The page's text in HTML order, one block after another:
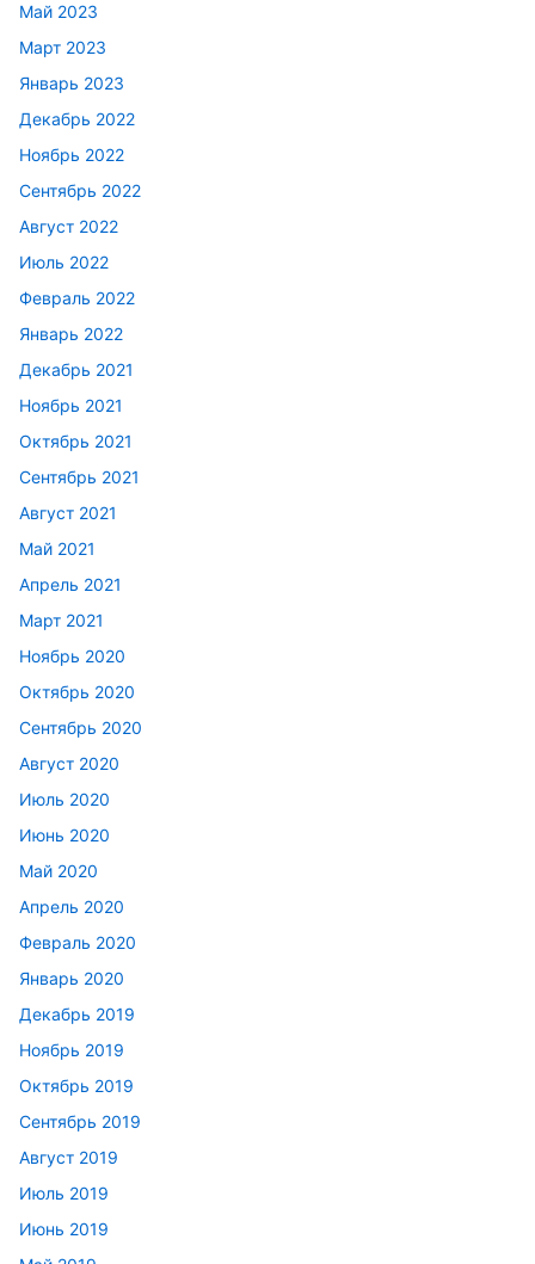
Май 2023
Март 2023
Январь 2023
Декабрь 2022
Ноябрь 2022
Сентябрь 2022
Август 2022
Июль 2022
Февраль 2022
Январь 2022
Декабрь 2021
Ноябрь 2021
Октябрь 2021
Сентябрь 2021
Август 2021
Май 2021
Апрель 2021
Март 2021
Ноябрь 2020
Октябрь 2020
Сентябрь 2020
Август 2020
Июль 2020
Июнь 2020
Май 2020
Апрель 2020
Февраль 2020
Январь 2020
Декабрь 2019
Ноябрь 2019
Октябрь 2019
Сентябрь 2019
Август 2019
Июль 2019
Июнь 2019